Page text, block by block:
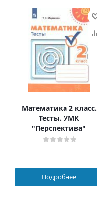
Математика 2 класс.
Тесты. УМК
"Перспектива"
Подробнее